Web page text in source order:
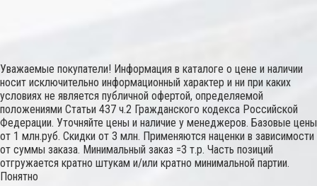
Уважаемые покупатели! Информация в каталоге о цене и наличии
носит исключительно информационный характер и ни при каких
условиях не является публичной офертой, определяемой
положениями Статьи 437 ч.2 Гражданского кодекса Российской
Федерации. Уточняйте цены и наличие у менеджеров. Базовые цены
от 1 млн.руб. Скидки от 3 млн. Применяются наценки в зависимости
от суммы заказа. Минимальный заказ =3 т.р. Часть позиций
отгружается кратно штукам и/или кратно минимальной партии.
Понятно